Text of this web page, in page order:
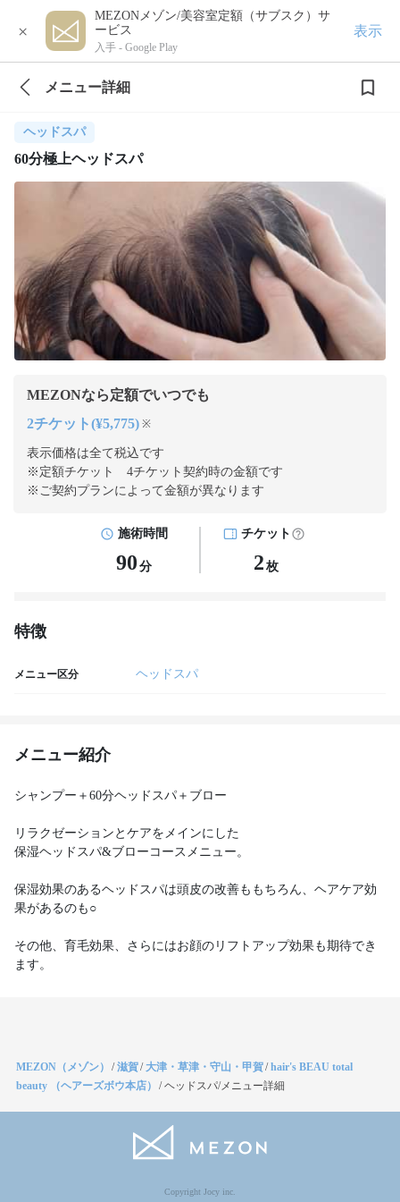
×
MEZONメゾン/美容室定額（サブスク）サ
ービス
入手 - Google Play
表示
メニュー詳細
ヘッドスパ
60分極上ヘッドスパ
MEZONなら定額でいつでも
2チケット(¥5,775) ※
表示価格は全て税込です
※定額チケット 4チケット契約時の金額です
※ご契約プランによって金額が異なります
施術時間
90 分
チケット
2 枚
特徴
メニュー区分 ヘッドスパ
メニュー紹介
シャンプー＋60分ヘッドスパ＋ブロー
リラクゼーションとケアをメインにした
保湿ヘッドスパ&ブローコースメニュー。
保湿効果のあるヘッドスパは頭皮の改善ももちろん、ヘアケア効
果があるのも○
その他、育毛効果、さらにはお顔のリフトアップ効果も期待でき
ます。
MEZON（メゾン） /滋賀/大津・草津・守山・甲賀/hair's BEAU total
beauty （ヘアーズボウ本店）
/ヘッドスパ/メニュー詳細
Copyright Jocy inc.